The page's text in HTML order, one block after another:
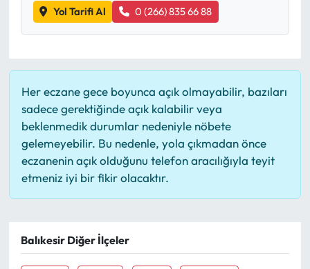
Yol Tarifi Al 0 (266) 835 66 88
Her eczane gece boyunca açık olmayabilir, bazıları
sadece gerektiğinde açık kalabilir veya
beklenmedik durumlar nedeniyle nöbete
gelemeyebilir. Bu nedenle, yola çıkmadan önce
eczanenin açık olduğunu telefon aracılığıyla teyit
etmeniz iyi bir fikir olacaktır.
Balıkesir Diğer İlçeler